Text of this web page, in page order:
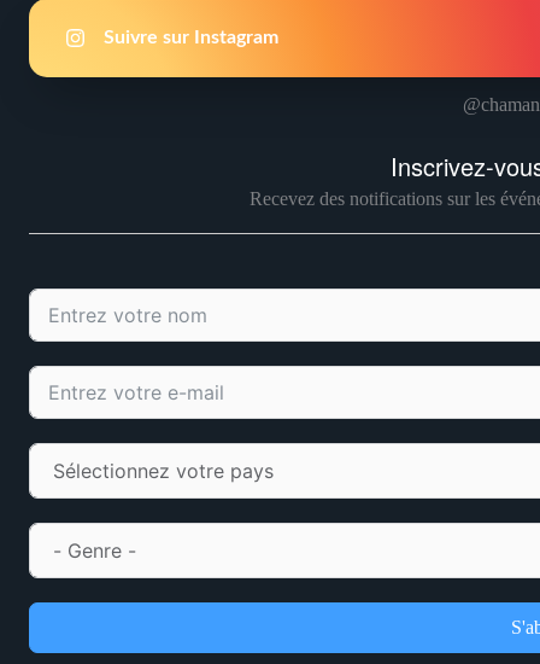
Suivre sur Instagram
Inscrivez-
Recevez des notifications sur les